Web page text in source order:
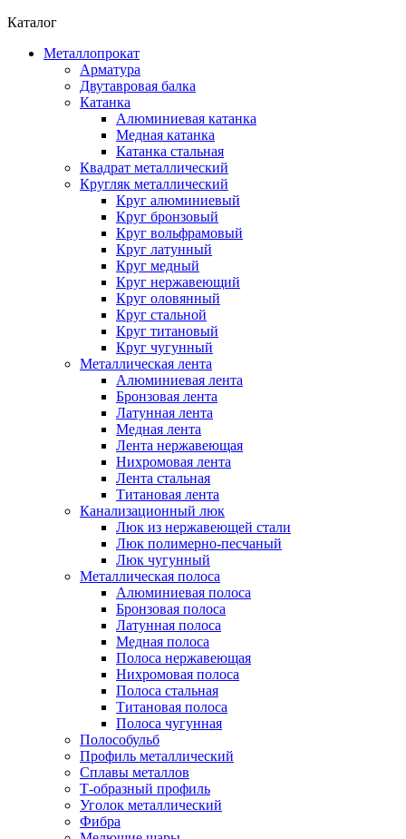
Каталог
Металлопрокат
Арматура
Двутавровая балка
Катанка
Алюминиевая катанка
Медная катанка
Катанка стальная
Квадрат металлический
Кругляк металлический
Круг алюминиевый
Круг бронзовый
Круг вольфрамовый
Круг латунный
Круг медный
Круг нержавеющий
Круг оловянный
Круг стальной
Круг титановый
Круг чугунный
Металлическая лента
Алюминиевая лента
Бронзовая лента
Латунная лента
Медная лента
Лента нержавеющая
Нихромовая лента
Лента стальная
Титановая лента
Канализационный люк
Люк из нержавеющей стали
Люк полимерно-песчаный
Люк чугунный
Металлическая полоса
Алюминиевая полоса
Бронзовая полоса
Латунная полоса
Медная полоса
Полоса нержавеющая
Нихромовая полоса
Полоса стальная
Титановая полоса
Полоса чугунная
Полособульб
Профиль металлический
Сплавы металлов
Т-образный профиль
Уголок металлический
Фибра